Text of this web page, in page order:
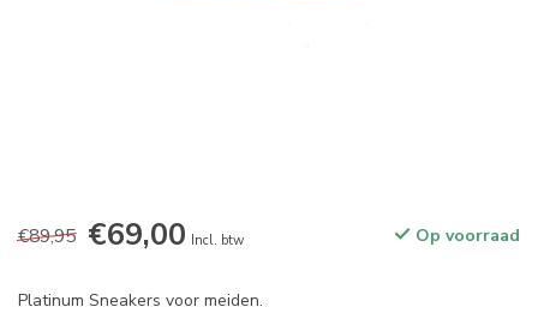
€89,95 €69,00 Incl. btw Op voorraad
Platinum Sneakers voor meiden.